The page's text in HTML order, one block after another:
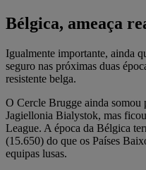
Bélgica, ameaça
Igualmente importante, ainda
seguro nas próximas duas
resistente belga.
O Cercle Brugge ainda somou
Jagiellonia Bialystok, mas
League. A época da Bélgica
(15.650) do que os Países
equipas lusas.